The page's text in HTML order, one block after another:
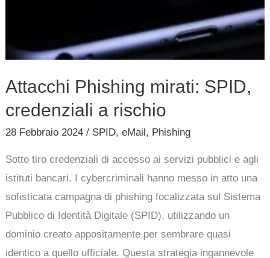
Attacchi Phishing mirati: SPID,
credenziali a rischio
28 Febbraio 2024/ SPID,eMail, Phishing
Sotto tiro credenziali di accesso ai servizi pubblici e agli
istituti bancari. I cybercriminali hanno messo in atto una
sofisticata campagna di phishing focalizzata sul Sistema
Pubblico di Identità Digitale (SPID), utilizzando un
dominio creato appositamente per sembrare quasi
identico a quello ufficiale. Questa strategia ingannevole